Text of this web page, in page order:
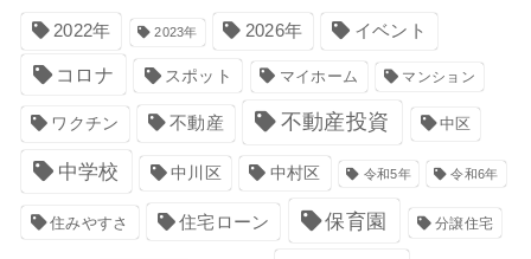
2022年 2023年 2026年 イベント
コロナ スポット マイホーム マンション
ワクチン 不動産 不動産投資 中区
中学校 中川区 中村区 令和5年 令和6年
住みやすさ 住宅ローン 保育園 分譲住宅